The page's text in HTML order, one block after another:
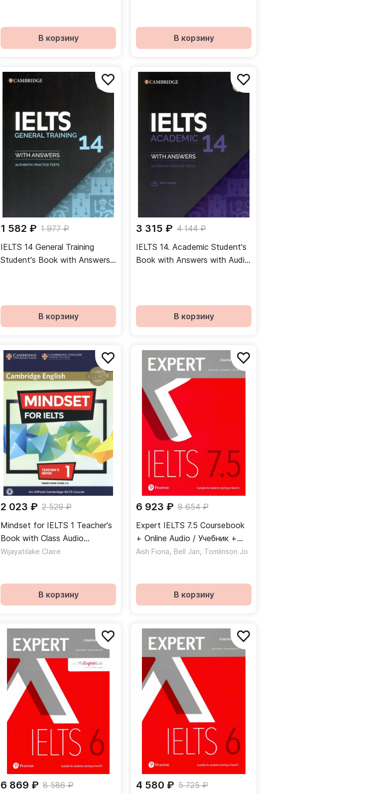
В корзину В корзину
1 582 ₽ 1 977 ₽
IELTS 14 General Training
Student's Book with Answers
В корзину
3 315 ₽ 4 144 ₽
IELTS 14. Academic Student's
Book with Answers with Audio.
В корзину
2 023 ₽ 2 529 ₽
Mindset for IELTS 1 Teacher's
Book with Class Audio
Download Книга для учителя
Wijayatilake Claire
В корзину
6 923 ₽ 8 654 ₽
Expert IELTS 7.5 Coursebook
+ Online Audio / Учебник +
аудио
Aish Fiona, Bell Jan, Tomlinson Jo
В корзину
6 869 ₽ 8 586 ₽ 4 580 ₽ 5 725 ₽